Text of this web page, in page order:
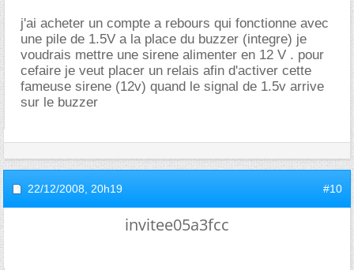
j'ai acheter un compte a rebours qui fonctionne avec
une pile de 1.5V a la place du buzzer (integre) je
voudrais mettre une sirene alimenter en 12 V . pour
cefaire je veut placer un relais afin d'activer cette
fameuse sirene (12v) quand le signal de 1.5v arrive
sur le buzzer
22/12/2008, 20h19 #10
invitee05a3fcc